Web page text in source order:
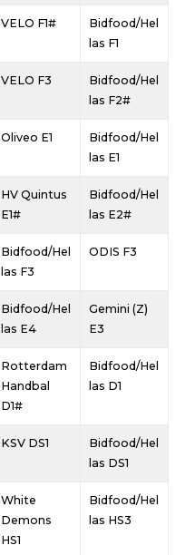
VELO F1#
Bidfood/Hel
las F1
VELO F3
Bidfood/Hel
las F2#
Oliveo E1
Bidfood/Hel
las E1
HV Quintus
E1#
Bidfood/Hel
las E2#
Bidfood/Hel
las F3
ODIS F3
Bidfood/Hel
las E4
Gemini (Z)
E3
Rotterdam
Handbal
D1#
Bidfood/Hel
las D1
KSV DS1
Bidfood/Hel
las DS1
White
Demons
HS1
Bidfood/Hel
las HS3